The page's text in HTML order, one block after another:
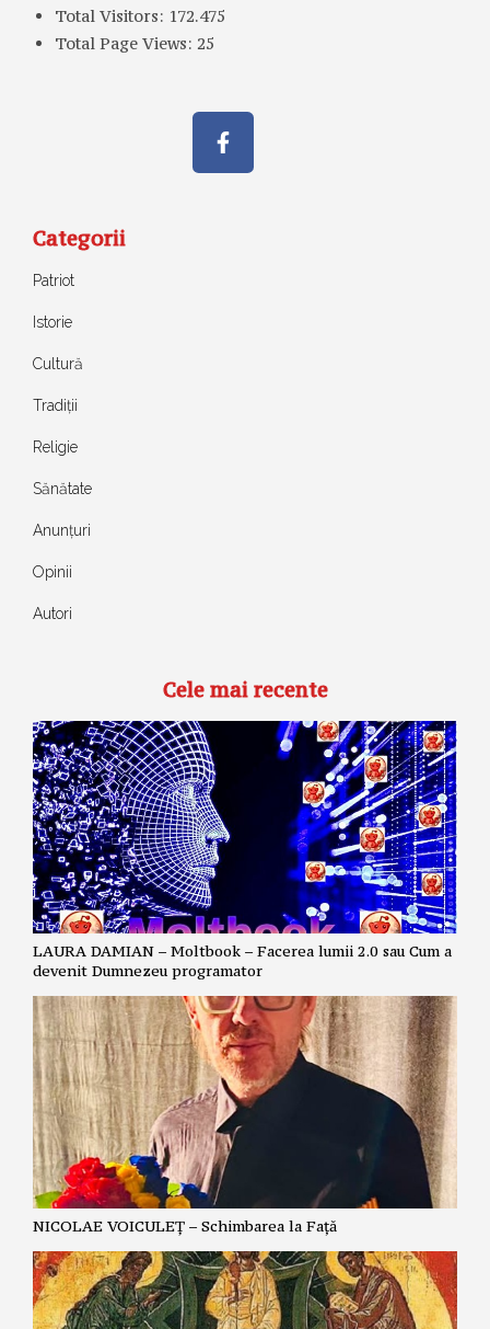
Total Visitors: 172.475
Total Page Views: 25
Categorii
Patriot
Istorie
Cultură
Tradiții
Religie
Sănătate
Anunțuri
Opinii
Autori
Cele mai recente
LAURA DAMIAN – Moltbook – Facerea lumii 2.0 sau Cum a
devenit Dumnezeu programator
NICOLAE VOICULEȚ – Schimbarea la Față